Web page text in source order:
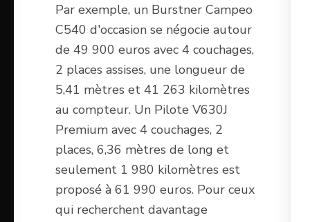
Par exemple, un Burstner Campeo
C540 d'occasion se négocie autour
de 49 900 euros avec 4 couchages,
2 places assises, une longueur de
5,41 mètres et 41 263 kilomètres
au compteur. Un Pilote V630J
Premium avec 4 couchages, 2
places, 6,36 mètres de long et
seulement 1 980 kilomètres est
proposé à 61 990 euros. Pour ceux
qui recherchent davantage